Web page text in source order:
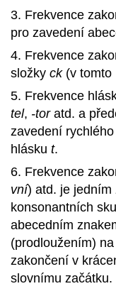
3. Frekvence
pro zavedení
4. Frekvence
složky ck (v tomto
5. Frekvence
tel, -tor atd. a
zavedení
hlásku t.
6. Frekvence
vní) atd. je jedním
konsonantních
abecedním
(prodloužením)
zakončení v
slovnímu začátku.